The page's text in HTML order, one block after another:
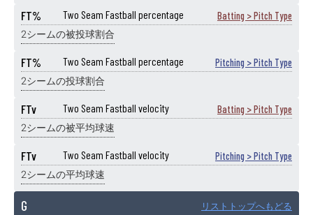
FT% Two Seam Fastball percentage Batting > Pitch Type
2シームの被投球割合
FT% Two Seam Fastball percentage Pitching > Pitch Type
2シームの投球割合
FTv Two Seam Fastball velocity Batting > Pitch Type
2シームの被平均球速
FTv Two Seam Fastball velocity Pitching > Pitch Type
2シームの平均球速
G リストトップへもどる